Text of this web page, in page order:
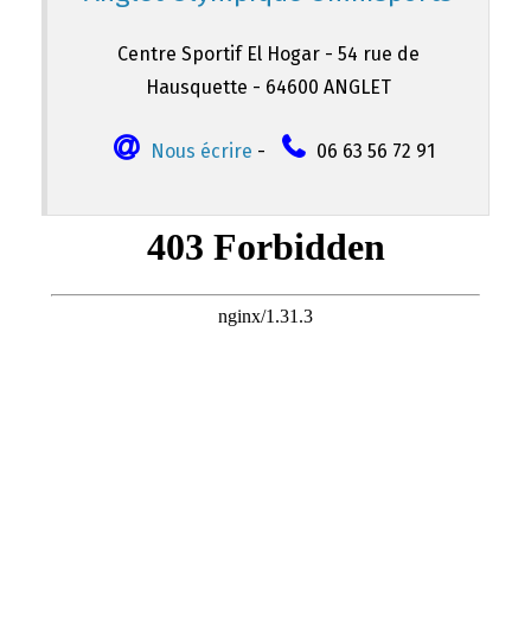
Centre Sportif El Hogar - 54 rue de
Hausquette - 64600 ANGLET
Nous écrire - 06 63 56 72 91